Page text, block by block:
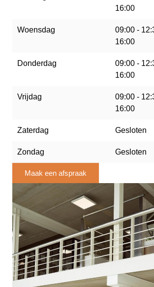
16:00
Woensdag
09:00 -
16:00
Donderdag
09:00 -
16:00
Vrijdag
09:00 -
16:00
Zaterdag Gesloten
Zondag Gesloten
Maak een afspraak